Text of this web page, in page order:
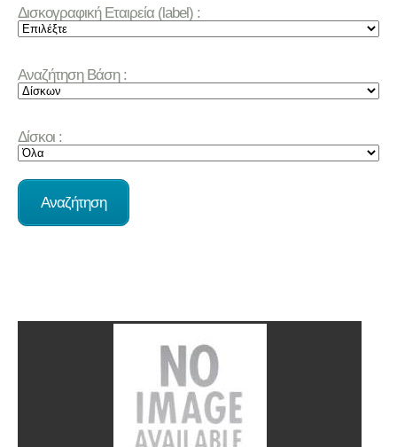
Δισκογραφική Εταιρεία (label) :
Αναζήτηση Βάση :
Δίσκοι :